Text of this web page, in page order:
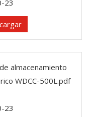
23
almacenamiento
WDCC-500L.pdf
23